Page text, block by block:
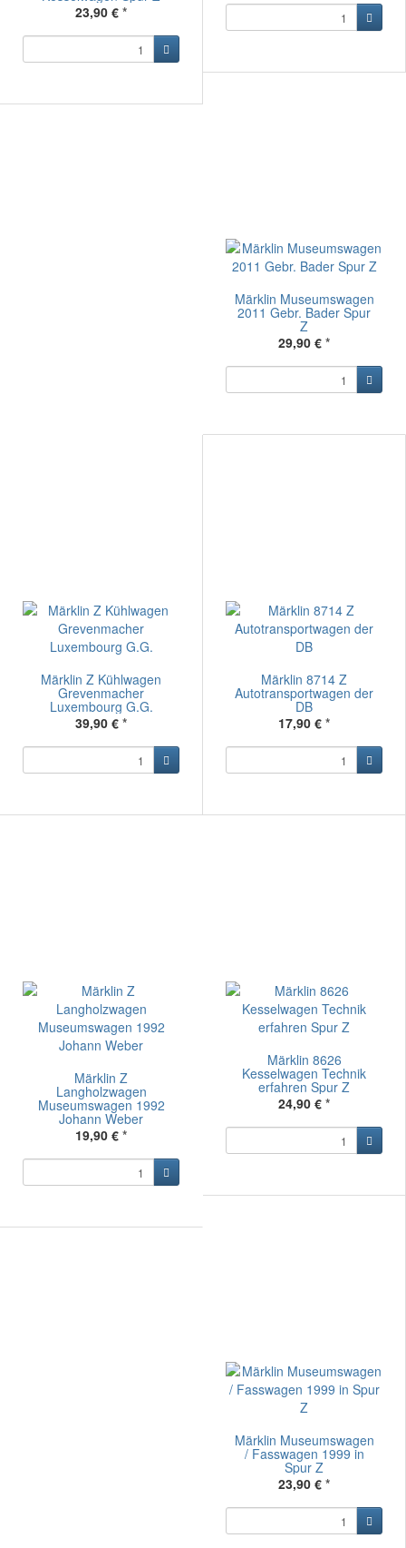
23,90 € *
Märklin Museumswagen
2011 Gebr. Bader Spur
Z
29,90 € *
Märklin Z Kühlwagen
Grevenmacher
Luxembourg G.G.
39,90 € *
Märklin 8714 Z
Autotransportwagen der
DB
17,90 € *
Märklin Z
Langholzwagen
Museumswagen 1992
Johann Weber
19,90 € *
Märklin 8626
Kesselwagen Technik
erfahren Spur Z
24,90 € *
Märklin Museumswagen
/ Fasswagen 1999 in
Spur Z
23,90 € *